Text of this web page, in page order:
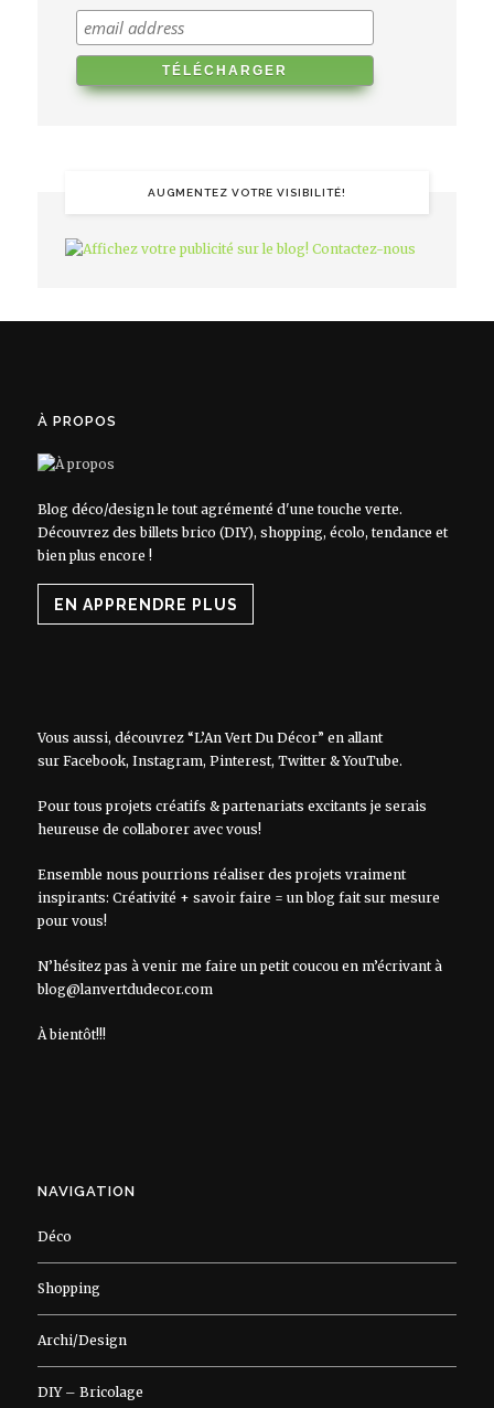
AUGMENTEZ VOTRE VISIBILITÉ!
À PROPOS
Blog déco/design le tout agrémenté d'une touche verte.
Découvrez des billets brico (DIY), shopping, écolo, tendance et
bien plus encore !
EN APPRENDRE PLUS
Vous aussi, découvrez “L’An Vert Du Décor” en allant
sur Facebook, Instagram, Pinterest, Twitter&YouTube.
Pour tous projets créatifs & partenariats excitants je serais
heureuse de collaborer avec vous!
Ensemble nous pourrions réaliser des projets vraiment
inspirants: Créativité + savoir faire = un blog fait sur mesure
pour vous!
N’hésitez pas à venir me faire un petit coucou en m’écrivant à
blog@lanvertdudecor.com
À bientôt!!!
NAVIGATION
Déco
Shopping
Archi/Design
DIY – Bricolage